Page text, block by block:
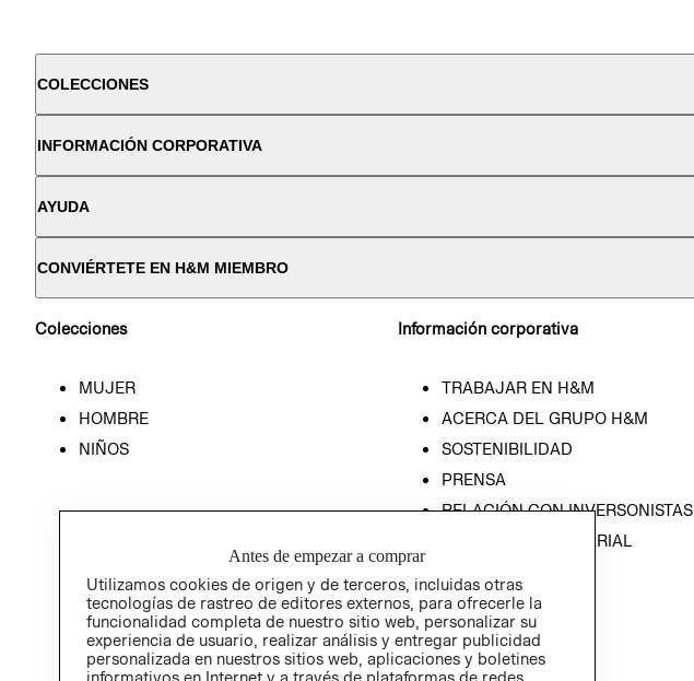
COLECCIONES
INFORMACIÓN CORPORATIVA
AYUDA
CONVIÉRTETE EN H&M MIEMBRO
Colecciones
MUJER
HOMBRE
NIÑOS
Información corporativa
TRABAJAR EN H&M
ACERCA DEL GRUPO H&M
SOSTENIBILIDAD
PRENSA
RELACIÓN CON INVERSONISTAS
POLÍTICA EMPRESARIAL
Antes de empezar a comprar
Utilizamos cookies de origen y de terceros, incluidas otras
tecnologías de rastreo de editores externos, para ofrecerle la
funcionalidad completa de nuestro sitio web, personalizar su
experiencia de usuario, realizar análisis y entregar publicidad
personalizada en nuestros sitios web, aplicaciones y boletines
informativos en Internet y a través de plataformas de redes